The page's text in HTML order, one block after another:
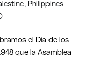
, Philippines
el Día de los
que la Asamblea